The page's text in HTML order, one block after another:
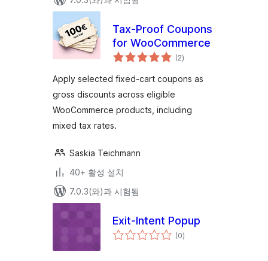
Tax‑Proof Coupons
for WooCommerce
(2전
체
점
)
Apply selected fixed-cart coupons as
gross discounts across eligible
WooCommerce products, including
mixed tax rates.
Saskia Teichmann
40+ 활성 설치
7.0.3(와)과 시험됨
Exit-Intent Popup
(0전
체)